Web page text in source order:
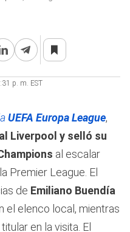
p. m. EST
UEFA Europa League,
Liverpool y selló su
al escalar
Premier League. El
de Emiliano Buendía
el elenco local, mientras
en la visita. El